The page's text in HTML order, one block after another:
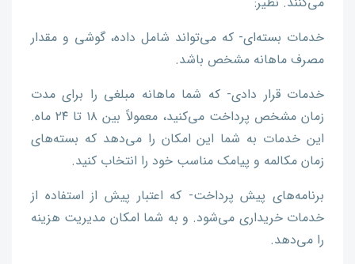
می‌کنند. نظیر:
خدمات بسته‌ای- که می‌تواند شامل داده، گوشی و مقدار
مصرف ماهانه مشخص باشد.
خدمات قرار دادی- که شما ماهانه مبلغی را برای مدت
زمان مشخص پرداخت می‌کنید، معمولاً بین ۱۸ تا ۲۴ ماه.
این خدمات به شما این امکان را می‌دهد که بسته‌های
زمان مکالمه و پیامک مناسب خود را انتخاب کنید.
برنامه‌های پیش پرداخت- که اعتبار پیش از استفاده از
خدمات خریداری می‌شود. و به شما امکان مدیریت هزینه
را می‌دهد.